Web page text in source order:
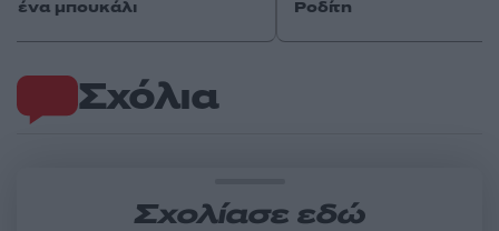
Σχόλια
Σχολίασε εδώ
ένα μπουκάλι
Ροδίτη